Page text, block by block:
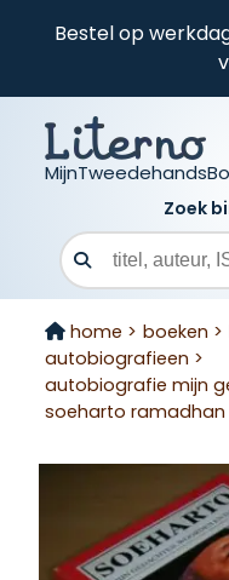
Bestel op
Zoek
Zoekveld
home > boeken >
autobiografieen >
autobiografie mijn
soeharto